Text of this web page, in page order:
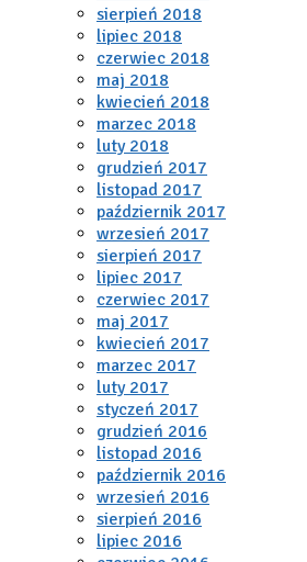
sierpień 2018
lipiec 2018
czerwiec 2018
maj 2018
kwiecień 2018
marzec 2018
luty 2018
grudzień 2017
listopad 2017
październik 2017
wrzesień 2017
sierpień 2017
lipiec 2017
czerwiec 2017
maj 2017
kwiecień 2017
marzec 2017
luty 2017
styczeń 2017
grudzień 2016
listopad 2016
październik 2016
wrzesień 2016
sierpień 2016
lipiec 2016